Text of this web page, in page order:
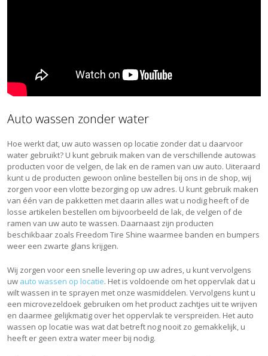
Auto wassen zonder water
Hoe werkt dat, uw auto wassen op locatie zonder dat u daarvoor
water gebruikt? U kunt gebruik maken van de verschillende autowas
producten voor de velgen, de lak en de ramen van uw auto. Uiteraard
kunt u de producten gewoon online bestellen bij ons in de shop, wij
zorgen voor een vlotte bezorging op uw adres. U kunt gebruik maken
van één van de pakketten met daarin alles wat u nodig heeft of de
losse artikelen bestellen om bijvoorbeeld de lak, de velgen of de
ramen van uw auto te wassen. Daarnaast zijn producten
beschikbaar zoals Freedom Tire Shine waarmee banden en bumpers
weer een zwarte glans krijgen.
Wij zorgen voor een snelle levering op uw adres, u kunt vervolgens
uw auto wassen op locatie. Het is voldoende om het oppervlak dat u
wilt wassen in te sprayen met onze wasmiddelen. Vervolgens kunt u
een microvezeldoek gebruiken om het product zachtjes uit te wrijven
en daarmee gelijkmatig over het oppervlak te verspreiden. Het auto
wassen op locatie was wat dat betreft nog nooit zo gemakkelijk, u
heeft er geen extra water meer bij nodig.